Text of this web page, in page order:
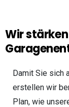
Wir
Damit Sie sich
erstellen wir
Plan, wie